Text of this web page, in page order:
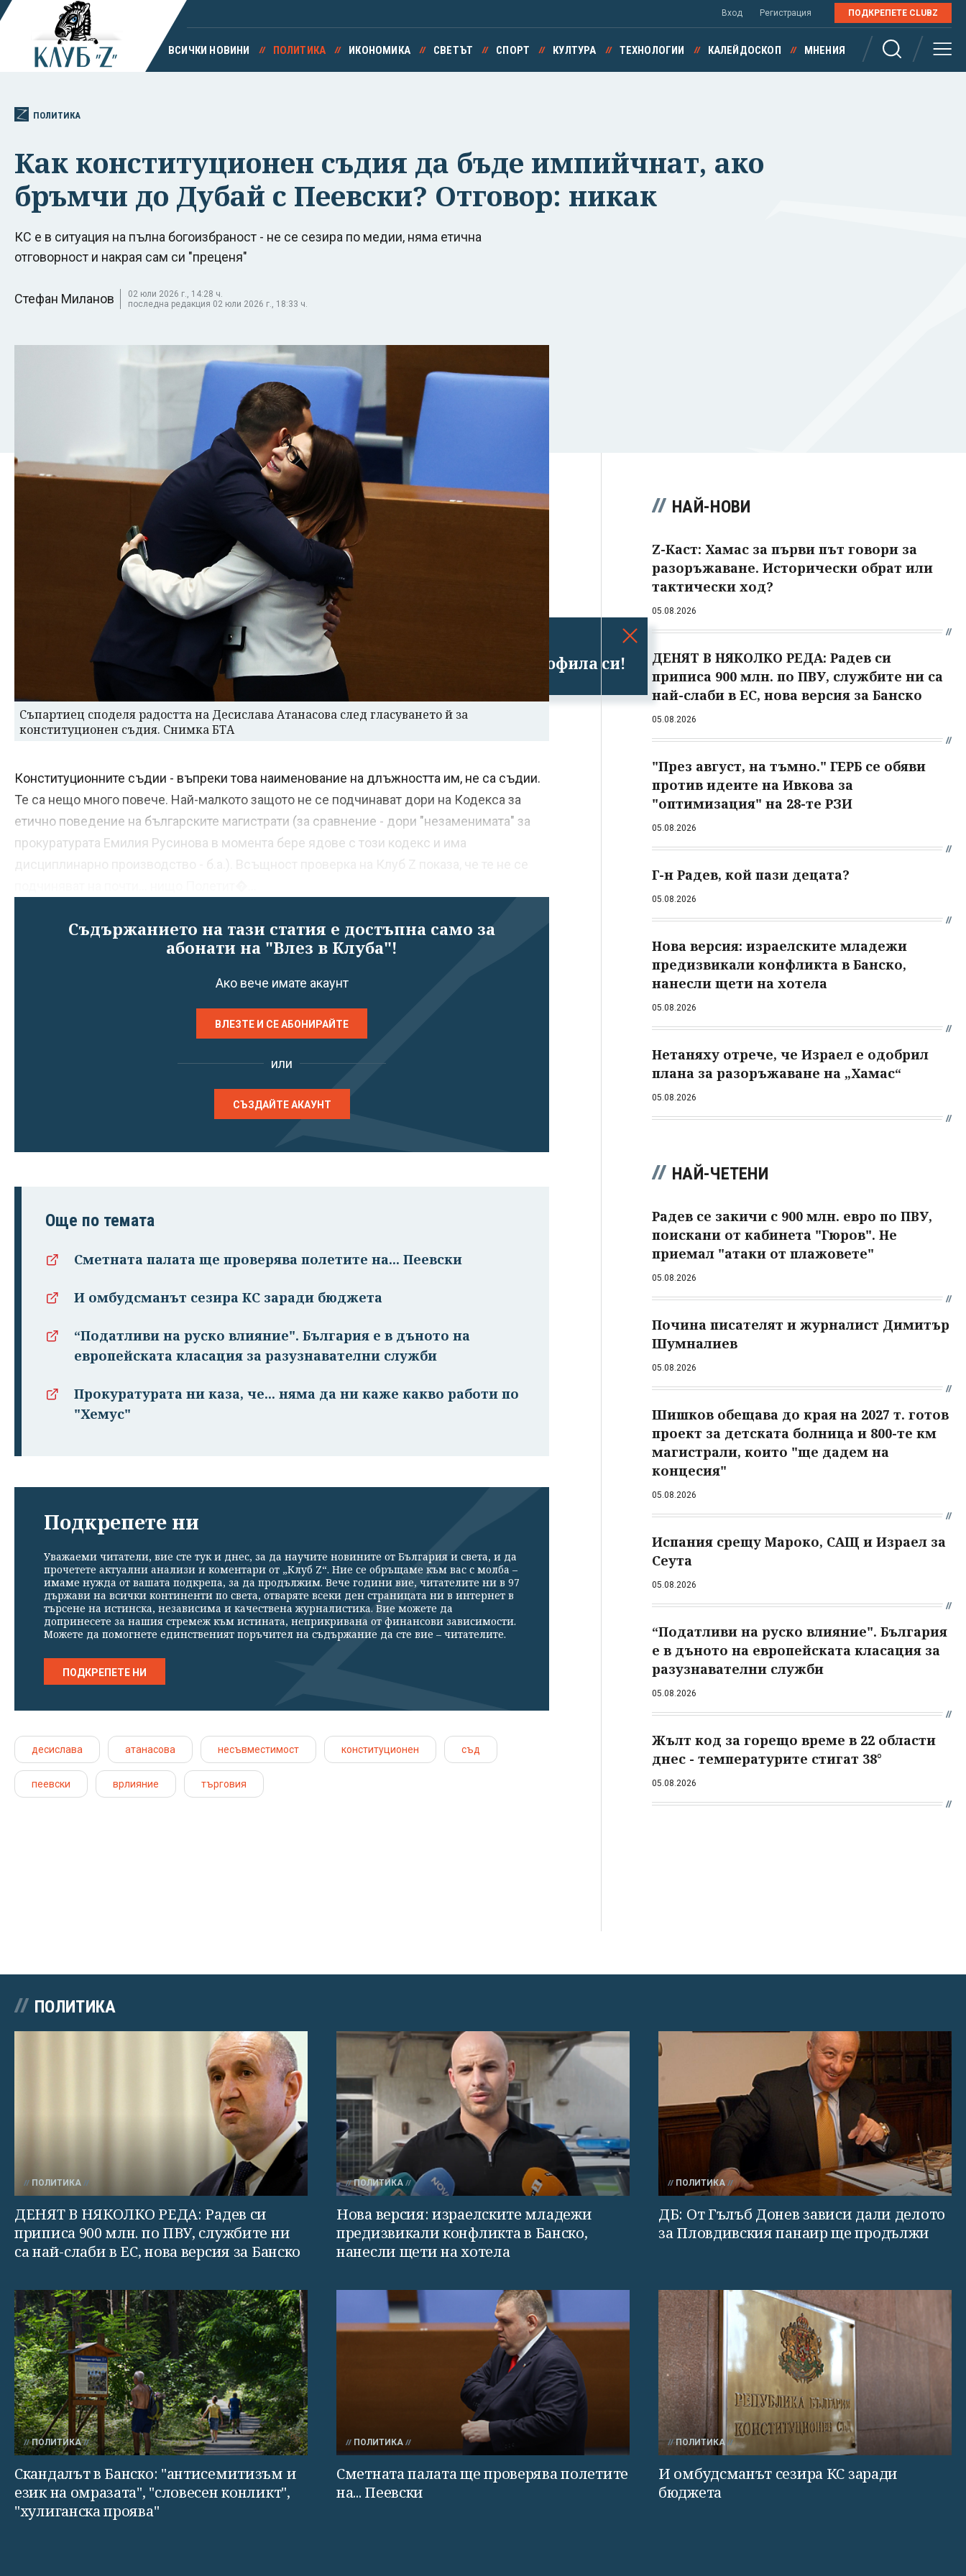
Успешно излязохте от профила си!
Вход Регистрация ПОДКРЕПЕТЕ CLUBZ
ВСИЧКИ НОВИНИ ПОЛИТИКА ИКОНОМИКА СВЕТЪТ СПОРТ КУЛТУРА ТЕХНОЛОГИИ КАЛЕЙДОСКОП МНЕНИЯ
ПОЛИТИКА
Как конституционен съдия да бъде импийчнат, ако
бръмчи до Дубай с Пеевски? Отговор: никак
КС е в ситуация на пълна богоизбраност - не се сезира по медии, няма етична
отговорност и накрая сам си "преценя"
Стефан Миланов
02 юли 2026 г., 14:28 ч.
последна редакция 02 юли 2026 г., 18:33 ч.
Съпартиец споделя радостта на Десислава Атанасова след гласуването й за
конституционен съдия. Снимка БТА
Конституционните съдии - въпреки това наименование на длъжността им, не са съдии.
Те са нещо много повече. Най-малкото защото не се подчинават дори на Кодекса за
етично поведение на българските магистрати (за сравнение - дори "незаменимата" за
прокуратурата Емилия Русинова в момента бере ядове с този кодекс и има
дисциплинарно производство - б.а.). Всъщност проверка на Клуб Z показа, че те не се
Съдържанието на тази статия е достъпна само за
абонати на "Влез в Клуба"!
Ако вече имате акаунт
ВЛЕЗТЕ И СЕ АБОНИРАЙТЕ
или
СЪЗДАЙТЕ АКАУНТ
Още по темата
Сметната палата ще проверява полетите на... Пеевски
И омбудсманът сезира КС заради бюджета
“Податливи на руско влияние". България е в дъното на
европейската класация за разузнавателни служби
Прокуратурата ни каза, че... няма да ни каже какво работи по
"Хемус"
Подкрепете ни
Уважаеми читатели, вие сте тук и днес, за да научите новините от България и света, и да
прочетете актуални анализи и коментари от „Клуб Z“. Ние се обръщаме към вас с молба –
имаме нужда от вашата подкрепа, за да продължим. Вече години вие, читателите ни в 97
държави на всички континенти по света, отваряте всеки ден страницата ни в интернет в
търсене на истинска, независима и качествена журналистика. Вие можете да
допринесете за нашия стремеж към истината, неприкривана от финансови зависимости.
Можете да помогнете единственият поръчител на съдържание да сте вие – читателите.
ПОДКРЕПЕТЕ НИ
десислава атанасова несъвместимост конституционен съд
пеевски врлияние търговия
НАЙ-НОВИ
Z-Каст: Хамас за първи път говори за
разоръжаване. Исторически обрат или
тактически ход?
05.08.2026
ДЕНЯТ В НЯКОЛКО РЕДА: Радев си
приписа 900 млн. по ПВУ, службите ни са
най-слаби в ЕС, нова версия за Банско
05.08.2026
"През август, на тъмно." ГЕРБ се обяви
против идеите на Ивкова за
"оптимизация" на 28-те РЗИ
05.08.2026
Г-н Радев, кой пази децата?
05.08.2026
Нова версия: израелските младежи
предизвикали конфликта в Банско,
нанесли щети на хотела
05.08.2026
Нетаняху отрече, че Израел е одобрил
плана за разоръжаване на „Хамас“
05.08.2026
НАЙ-ЧЕТЕНИ
Радев се закичи с 900 млн. евро по ПВУ,
поискани от кабинета "Гюров". Не
приемал "атаки от плажовете"
05.08.2026
Почина писателят и журналист Димитър
Шумналиев
05.08.2026
Шишков обещава до края на 2027 т. готов
проект за детската болница и 800-те км
магистрали, които "ще дадем на
концесия"
05.08.2026
Испания срещу Мароко, САЩ и Израел за
Сеута
05.08.2026
“Податливи на руско влияние". България
е в дъното на европейската класация за
разузнавателни служби
05.08.2026
Жълт код за горещо време в 22 области
днес - температурите стигат 38°
05.08.2026
ПОЛИТИКА
ПОЛИТИКА
ДЕНЯТ В НЯКОЛКО РЕДА: Радев си
приписа 900 млн. по ПВУ, службите ни
са най-слаби в ЕС, нова версия за Банско
ПОЛИТИКА
Нова версия: израелските младежи
предизвикали конфликта в Банско,
нанесли щети на хотела
ПОЛИТИКА
ДБ: От Гълъб Донев зависи дали делото
за Пловдивския панаир ще продължи
ПОЛИТИКА
Скандалът в Банско: "антисемитизъм и
език на омразата", "словесен конликт",
"хулиганска проява"
ПОЛИТИКА
Сметната палата ще проверява полетите
на... Пеевски
ПОЛИТИКА
И омбудсманът сезира КС заради
бюджета